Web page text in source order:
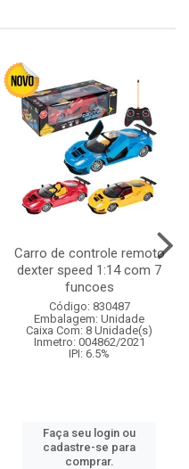
Carro de controle remoto
dexter speed 1:14 com 7
funcoes
Código: 830487
Embalagem: Unidade
Caixa Com: 8 Unidade(s)
Inmetro: 004862/2021
IPI: 6.5%
Faça seu login ou
cadastre-se para
comprar.